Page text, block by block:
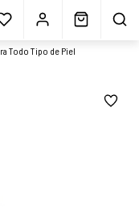
gratis Blog
Todo Tipo de Piel